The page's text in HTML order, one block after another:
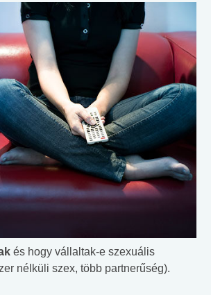
és hogy vállaltak-e szexuális
nélküli szex, több partnerűség).